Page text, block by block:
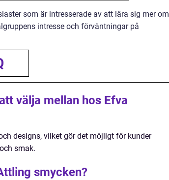
som är intresserade av att lära sig mer om
intresse och förväntningar på
välja mellan hos Efva
designs, vilket gör det möjligt för kunder
smak.
smycken?